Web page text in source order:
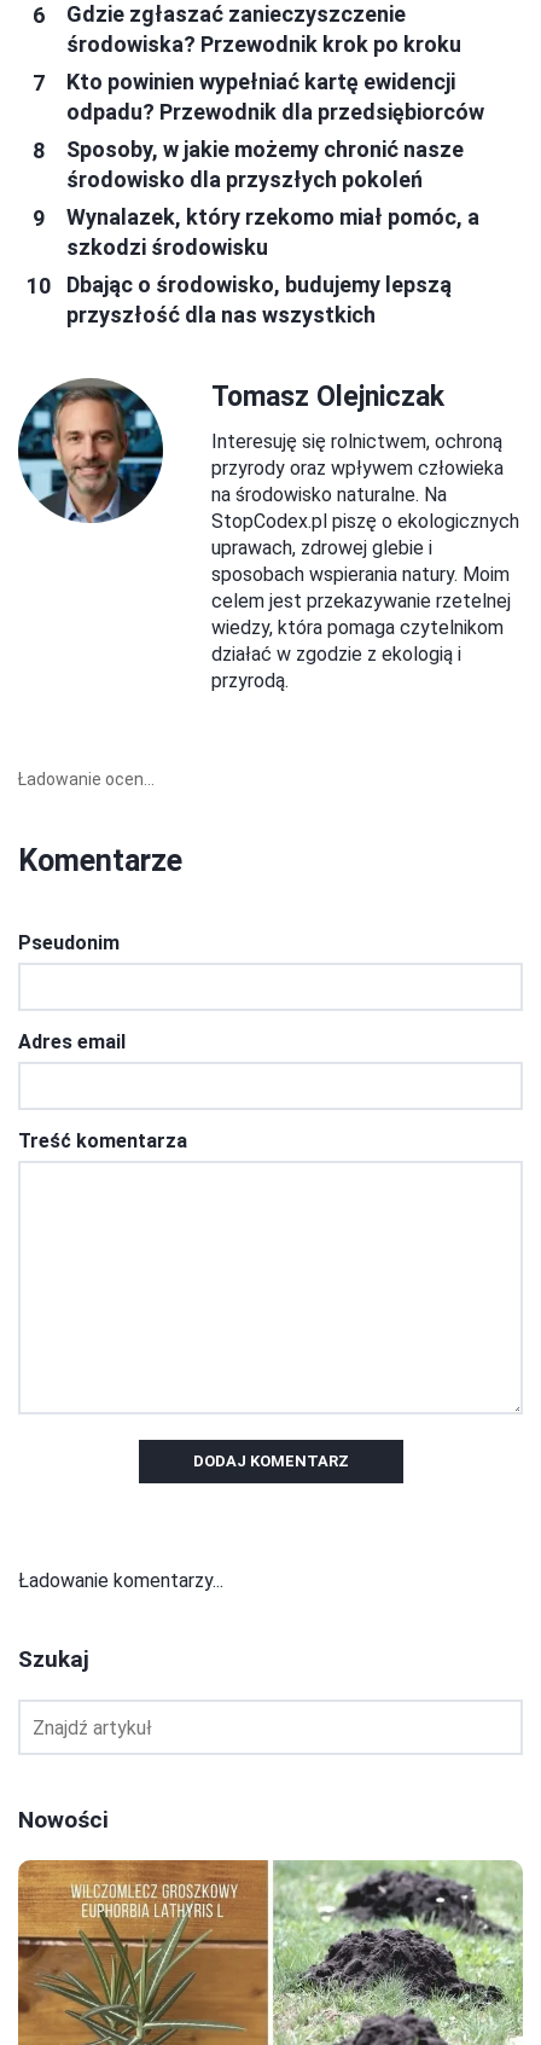
Gdzie zgłaszać zanieczyszczenie
środowiska? Przewodnik krok po kroku
Kto powinien wypełniać kartę ewidencji
odpadu? Przewodnik dla przedsiębiorców
Sposoby, w jakie możemy chronić nasze
środowisko dla przyszłych pokoleń
Wynalazek, który rzekomo miał pomóc, a
szkodzi środowisku
Dbając o środowisko, budujemy lepszą
przyszłość dla nas wszystkich
Tomasz Olejniczak
Interesuję się rolnictwem, ochroną
przyrody oraz wpływem człowieka
na środowisko naturalne. Na
StopCodex.pl piszę o ekologicznych
uprawach, zdrowej glebie i
sposobach wspierania natury. Moim
celem jest przekazywanie rzetelnej
wiedzy, która pomaga czytelnikom
działać w zgodzie z ekologią i
przyrodą.
Ładowanie ocen...
Komentarze
Pseudonim
Adres email
Treść komentarza
DODAJ KOMENTARZ
Ładowanie komentarzy...
Szukaj
Nowości